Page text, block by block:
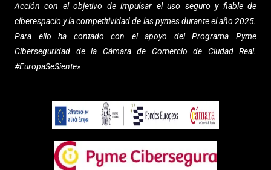
Acción con el objetivo de impulsar el uso seguro y fiable de
ciberespacio y la competitividad de las pymes durante el año 2025.
Para ello ha contado con el apoyo del Programa Pyme
Ciberseguridad de la Cámara de Comercio de Ciudad Real.
#EuropaSeSiente»